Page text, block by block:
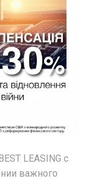
LEASING с
важного